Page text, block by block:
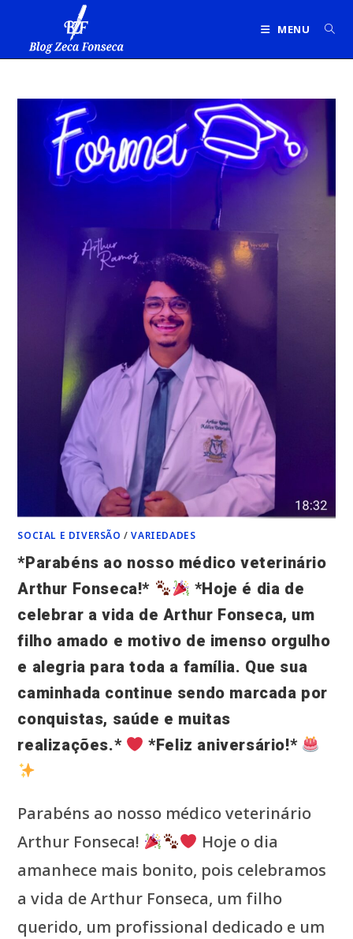
MENU
SOCIAL E DIVERSÃO /VARIEDADES
*Parabéns ao nosso médico veterinário
Arthur Fonseca!*
*Hoje é dia de
celebrar a vida de Arthur Fonseca, um
filho amado e motivo de imenso orgulho
e alegria para toda a família. Que sua
caminhada continue sendo marcada por
conquistas, saúde e muitas
realizações.*
*Feliz aniversário!*
Parabéns ao nosso médico veterinário
Arthur Fonseca!
Hoje o dia
amanhece mais bonito, pois celebramos
a vida de Arthur Fonseca, um filho
querido, um profissional dedicado e um